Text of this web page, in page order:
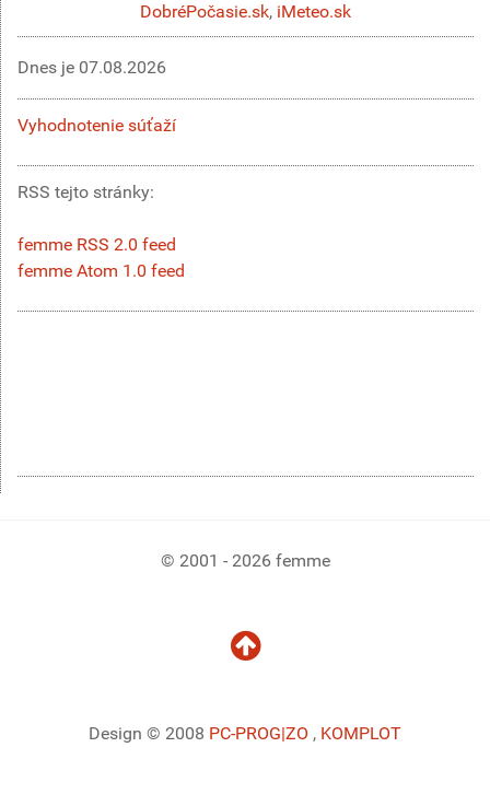
DobréPočasie.sk, iMeteo.sk
Dnes je 07.08.2026
Vyhodnotenie súťaží
RSS tejto stránky:
femme RSS 2.0 feed
femme Atom 1.0 feed
© 2001 - 2026 femme
Design © 2008 PC-PROG|ZO , KOMPLOT